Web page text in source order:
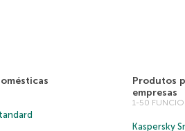
Produtos
empresas
1-50
Kaspersky